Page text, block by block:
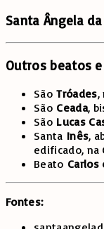
Santa Ângela
Outros beatos
SãoTróades,
São Ceada,
São Lucas
Santa Inês,
edificado, na
Beato Carlos
Fontes: